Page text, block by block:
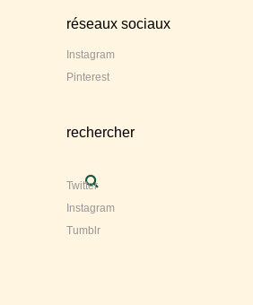
réseaux sociaux
Instagram
Pinterest
rechercher
Twitter
Instagram
Tumblr